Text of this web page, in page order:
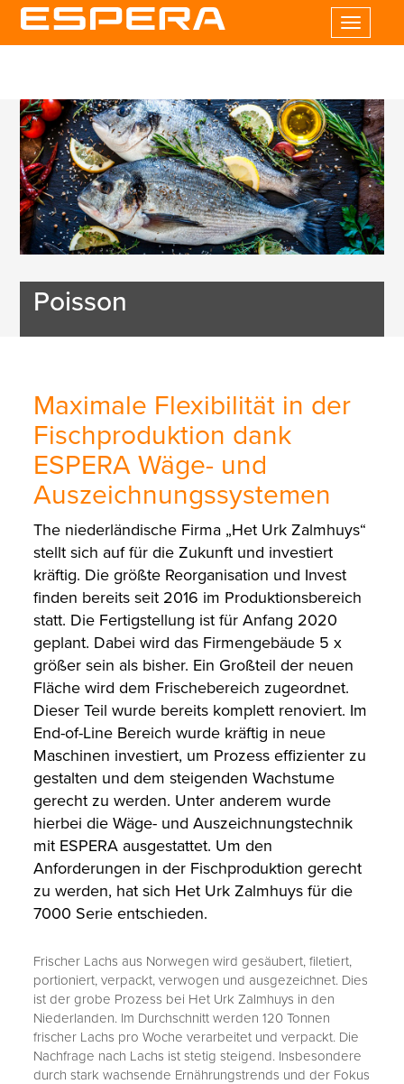
Toggle
Poisson
Maximale Flexibilität in der
Fischproduktion dank
ESPERA Wäge- und
Auszeichnungssystemen
The niederländische Firma „Het Urk Zalmhuys“
stellt sich auf für die Zukunft und investiert
kräftig. Die größte Reorganisation und Invest
finden bereits seit 2016 im Produktionsbereich
statt. Die Fertigstellung ist für Anfang 2020
geplant. Dabei wird das Firmengebäude 5 x
größer sein als bisher. Ein Großteil der neuen
Fläche wird dem Frischebereich zugeordnet.
Dieser Teil wurde bereits komplett renoviert. Im
End-of-Line Bereich wurde kräftig in neue
Maschinen investiert, um Prozess effizienter zu
gestalten und dem steigenden Wachstume
gerecht zu werden. Unter anderem wurde
hierbei die Wäge- und Auszeichnungstechnik
mit ESPERA ausgestattet. Um den
Anforderungen in der Fischproduktion gerecht
zu werden, hat sich Het Urk Zalmhuys für die
7000 Serie entschieden.
Frischer Lachs aus Norwegen wird gesäubert, filetiert,
portioniert, verpackt, verwogen und ausgezeichnet. Dies
ist der grobe Prozess bei Het Urk Zalmhuys in den
Niederlanden. Im Durchschnitt werden 120 Tonnen
frischer Lachs pro Woche verarbeitet und verpackt. Die
Nachfrage nach Lachs ist stetig steigend. Insbesondere
durch stark wachsende Ernährungstrends und der Fokus